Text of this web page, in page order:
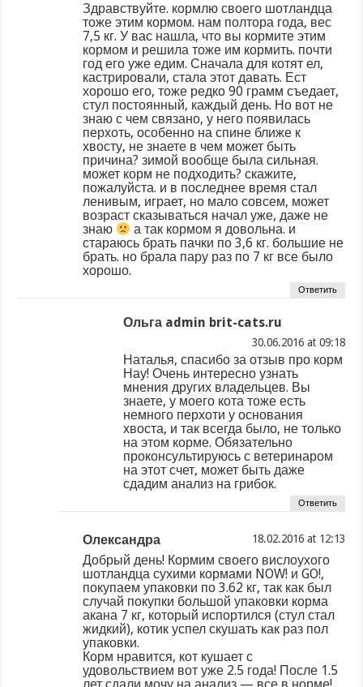
Здравствуйте. кормлю своего шотландца
тоже этим кормом. нам полтора года, вес
7,5 кг. У вас нашла, что вы кормите этим
кормом и решила тоже им кормить. почти
год его уже едим. Сначала для котят ел,
кастрировали, стала этот давать. Ест
хорошо его, тоже редко 90 грамм съедает,
стул постоянный, каждый день. Но вот не
знаю с чем связано, у него появилась
перхоть, особенно на спине ближе к
хвосту, не знаете в чем может быть
причина? зимой вообще была сильная.
может корм не подходить? скажите,
пожалуйста. и в последнее время стал
ленивым, играет, но мало совсем, может
возраст сказываться начал уже, даже не
знаю
а так кормом я довольна. и
стараюсь брать пачки по 3,6 кг. большие не
брать. но брала пару раз по 7 кг все было
хорошо.
Ответить
Ольга admin brit-cats.ru
at
Наталья, спасибо за отзыв про корм
Нау! Очень интересно узнать
мнения других владельцев. Вы
знаете, у моего кота тоже есть
немного перхоти у основания
хвоста, и так всегда было, не только
на этом корме. Обязательно
проконсультируюсь с ветеринаром
на этот счет, может быть даже
сдадим анализ на грибок.
Ответить
Олександра at
Добрый день! Кормим своего вислоухого
шотландца сухими кормами NOW! и GO!,
покупаем упаковки по 3.62 кг, так как был
случай покупки большой упаковки корма
акана 7 кг, который испортился (стул стал
жидкий), котик успел скушать как раз пол
упаковки.
Корм нравится, кот кушает с
удовольствием вот уже 2.5 года! После 1.5